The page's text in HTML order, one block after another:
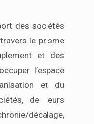
des sociétés
le prisme
et des
l’espace
et du
de leurs
décalage,